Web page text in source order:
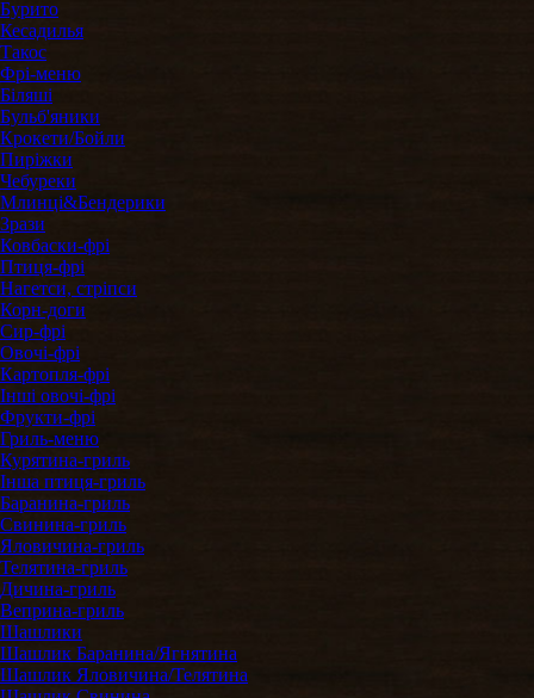
Бурито
Кесадилья
Такос
Фрі-меню
Біляші
Бульб'яники
Крокети/Бойли
Пиріжки
Чебуреки
Млинці&Бендерики
Зрази
Ковбаски-фрі
Птиця-фрі
Нагетси, стріпси
Корн-доги
Сир-фрі
Овочі-фрі
Картопля-фрі
Інші овочі-фрі
Фрукти-фрі
Гриль-меню
Курятина-гриль
Інша птиця-гриль
Баранина-гриль
Свинина-гриль
Яловичина-гриль
Телятина-гриль
Дичина-гриль
Веприна-гриль
Шашлики
Шашлик Баранина/Ягнятина
Шашлик Яловичина/Телятина